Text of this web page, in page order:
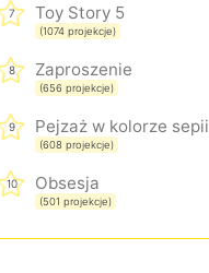
7 Toy Story 5
(1074 projekcje)
8 Zaproszenie
(656 projekcje)
9 Pejzaż w kolorze sepii
(608 projekcje)
10 Obsesja
(501 projekcje)